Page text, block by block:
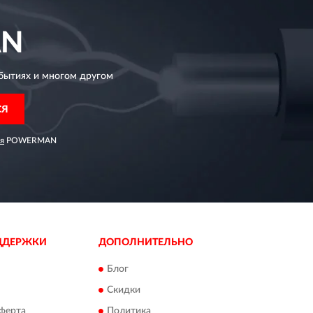
и многом другом
POWERMAN
ДОПОЛНИТЕЛЬНО
Блог
Скидки